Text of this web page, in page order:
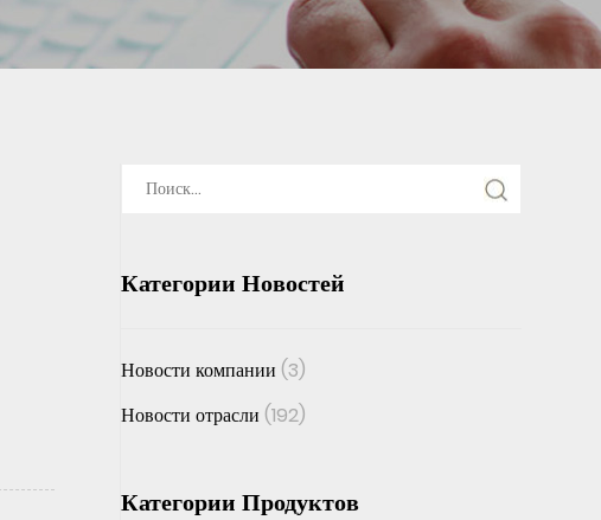
Категории Новостей
Новости компании (3)
Новости отрасли (192)
Категории Продуктов